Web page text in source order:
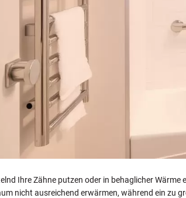
Ihre Zähne putzen oder in behaglicher
nicht ausreichend erwärmen, während ein zu